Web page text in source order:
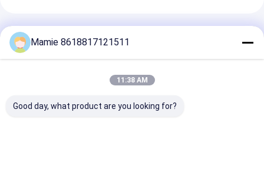
अनुशंसित उत्पाद
Mamie 8618817121511
11:38 AM
Good day, what product are you looking for?